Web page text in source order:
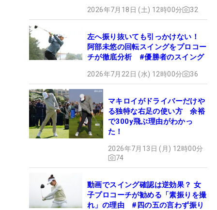
2026年7月18日 (土) 12時00分 32
左へ振り抜いても引っかけない！
阿部未悠の回転スイングをプロコー
チが徹底分析 #優勝者のスイング
2026年7月22日 (水) 12時00分 36
マキロイがドライバーだけや
る独特な右足の使い方 余裕
で300y飛ぶ理由がわかっ
た！
2026年7月13日 (月) 12時00分
74
動画でスイング確認は逆効果？ 女
子プロコーチが勧める「素振りを撮
れ」の理由 #四の五の言わず振り